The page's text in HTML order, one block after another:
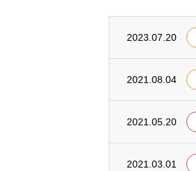
2023.07.20
2021.08.04
2021.05.20
2021.03.01